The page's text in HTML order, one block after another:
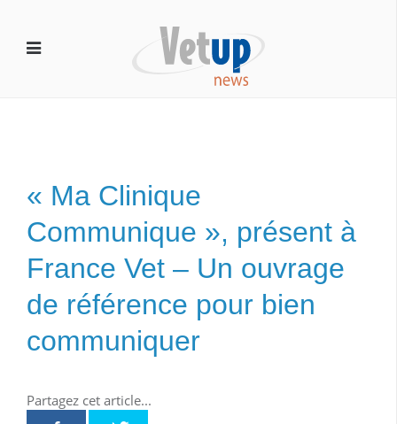
« Ma Clinique
Communique », présent à
France Vet – Un ouvrage
de référence pour bien
communiquer
Partagez cet article...